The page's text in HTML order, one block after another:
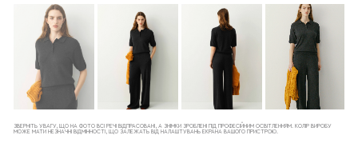
ЗВЕРНІТЬ УВАГУ, ЩО НА ФОТО ВСІ РЕЧІ ВІДПРАСОВАНІ, А ЗНІМКИ ЗРОБЛЕНІ ПІД ПРОФЕСІЙНИМ ОСВІТЛЕННЯМ. КОЛІР ВИРОБУ
МОЖЕ МАТИ НЕЗНАЧНІ ВІДМІННОСТІ, ЩО ЗАЛЕЖАТЬ ВІД НАЛАШТУВАНЬ ЕКРАНА ВАШОГО ПРИСТРОЮ.